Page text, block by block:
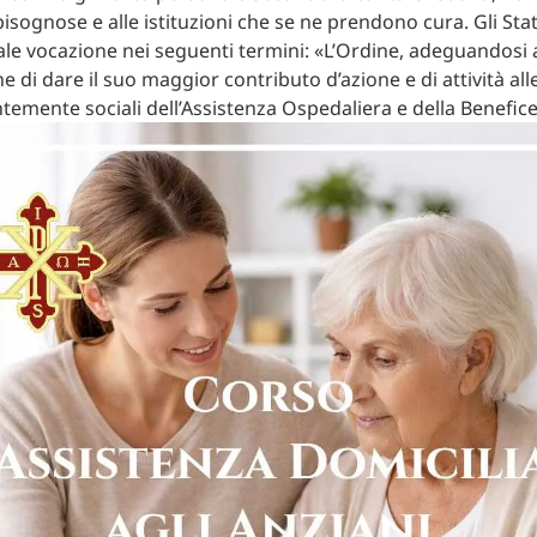
e alle istituzioni che se ne prendono cura. Gli
vocazione nei seguenti termini: «L’Ordine, adeguandosi
di dare il suo maggior contributo d’azione e di attività
sociali dell’Assistenza Ospedaliera e della